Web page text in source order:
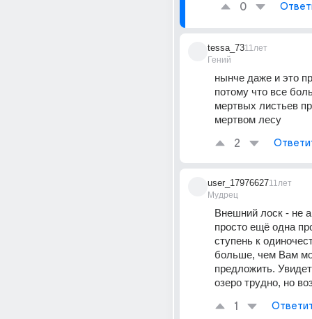
0
tessa_73
Гений
11лет
нынче даже и это
потому что все
мертвых листьев
мертвом лесу
2
user_17976627
Мудрец
11лет
Внешний лоск - не
просто ещё одна
ступень к
больше, чем Вам
предложить.
озеро трудно, но
1